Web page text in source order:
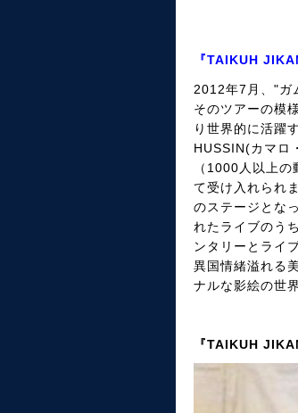
『TAIKUH
2012年7月、"ガ
そのツアーの模
り世界的に活躍
HUSSIN(カマロ
（1000人以上
て受け入れられ
のステージとな
れたライブのう
ンタリーとライ
異国情緒溢れる
ナルな影絵の世
『TAIKUH